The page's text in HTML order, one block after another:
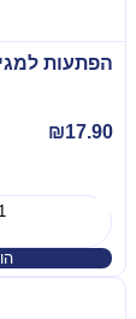
הפתעות למגירה
₪17.90